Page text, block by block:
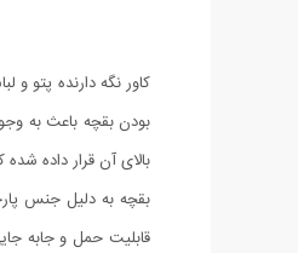
کاور نگه دارنده پتو
بودن بقچه باعث به
بالای آن قرار داده
بقچه به دلیل جنس
قابلیت حمل و جابه